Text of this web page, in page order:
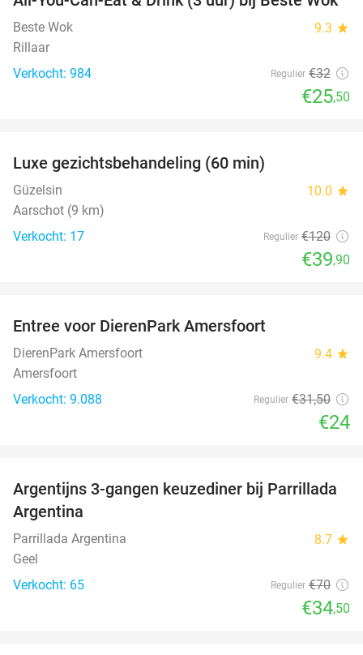
20%
Beste Wok 9.3 star
Rillaar
Verkocht: 984
Regulier €32
€25,50
Luxe gezichtsbehandeling (60 min)
Güzelsin 10.0 star
Aarschot (9 km)
Verkocht: 17
Regulier €120
€39,90
Entree voor DierenPark Amersfoort
DierenPark Amersfoort 9.4 star
Amersfoort
Verkocht: 9.088
Regulier €31,50
€24
51%
Argentijns 3-gangen keuzediner bij Parrillada
Argentina
Parrillada Argentina 8.7 star
Geel
Verkocht: 65
Regulier €70
€34,50